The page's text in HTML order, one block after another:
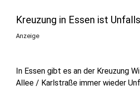
Kreuzung in Essen ist
Anzeige
In Essen gibt es an der Kreuzung
Allee / Karlstraße immer wieder